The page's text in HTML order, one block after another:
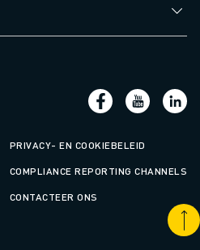
PRIVACY- EN COOKIEBELEID
COMPLIANCE REPORTING CHANNELS
CONTACTEER ONS